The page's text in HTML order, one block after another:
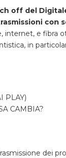
off del
con
e fibra
in
PLAY)
CAMBIA?
dei